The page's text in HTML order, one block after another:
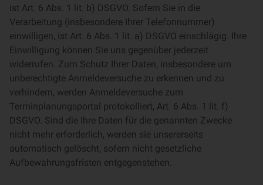
ist Art. 6 Abs. 1 lit. b) DSGVO. Sofern Sie in die
Verarbeitung (insbesondere Ihrer Telefonnummer)
einwilligen, ist Art. 6 Abs. 1 lit. a) DSGVO einschlägig. Ihre
Einwilligung können Sie uns gegenüber jederzeit
widerrufen. Zum Schutz Ihrer Daten, insbesondere um
unberechtigte Anmeldeversuche zu erkennen und zu
verhindern, werden Anmeldeversuche zum
Terminplanungsportal protokolliert, Art. 6 Abs. 1 lit. f)
DSGVO. Sind die Ihre Daten für die genannten Zwecke
nicht mehr erforderlich, werden sie unsererseits
automatisch gelöscht, sofern nicht gesetzliche
Aufbewahrungsfristen entgegenstehen.